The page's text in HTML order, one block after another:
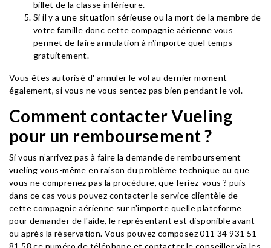
billet de la classe inférieure.
Si il y a une situation sérieuse ou la mort de la membre de
votre famille donc cette compagnie aérienne vous
permet de faire annulation à n'importe quel temps
gratuitement.
Vous êtes autorisé d' annuler le vol au dernier moment
également, si vous ne vous sentez pas bien pendant le vol.
Comment contacter Vueling
pour un remboursement ?
Si vous n’arrivez pas à faire la demande de remboursement
vueling vous-même en raison du problème technique ou que
vous ne comprenez pas la procédure, que feriez-vous ? puis
dans ce cas vous pouvez contacter le service clientèle de
cette compagnie aérienne sur n'importe quelle plateforme
pour demander de l'aide, le représentant est disponible avant
ou après la réservation. Vous pouvez composez 011 34 931 51
81 58 ce numéro de téléphone et contacter le conseiller via les